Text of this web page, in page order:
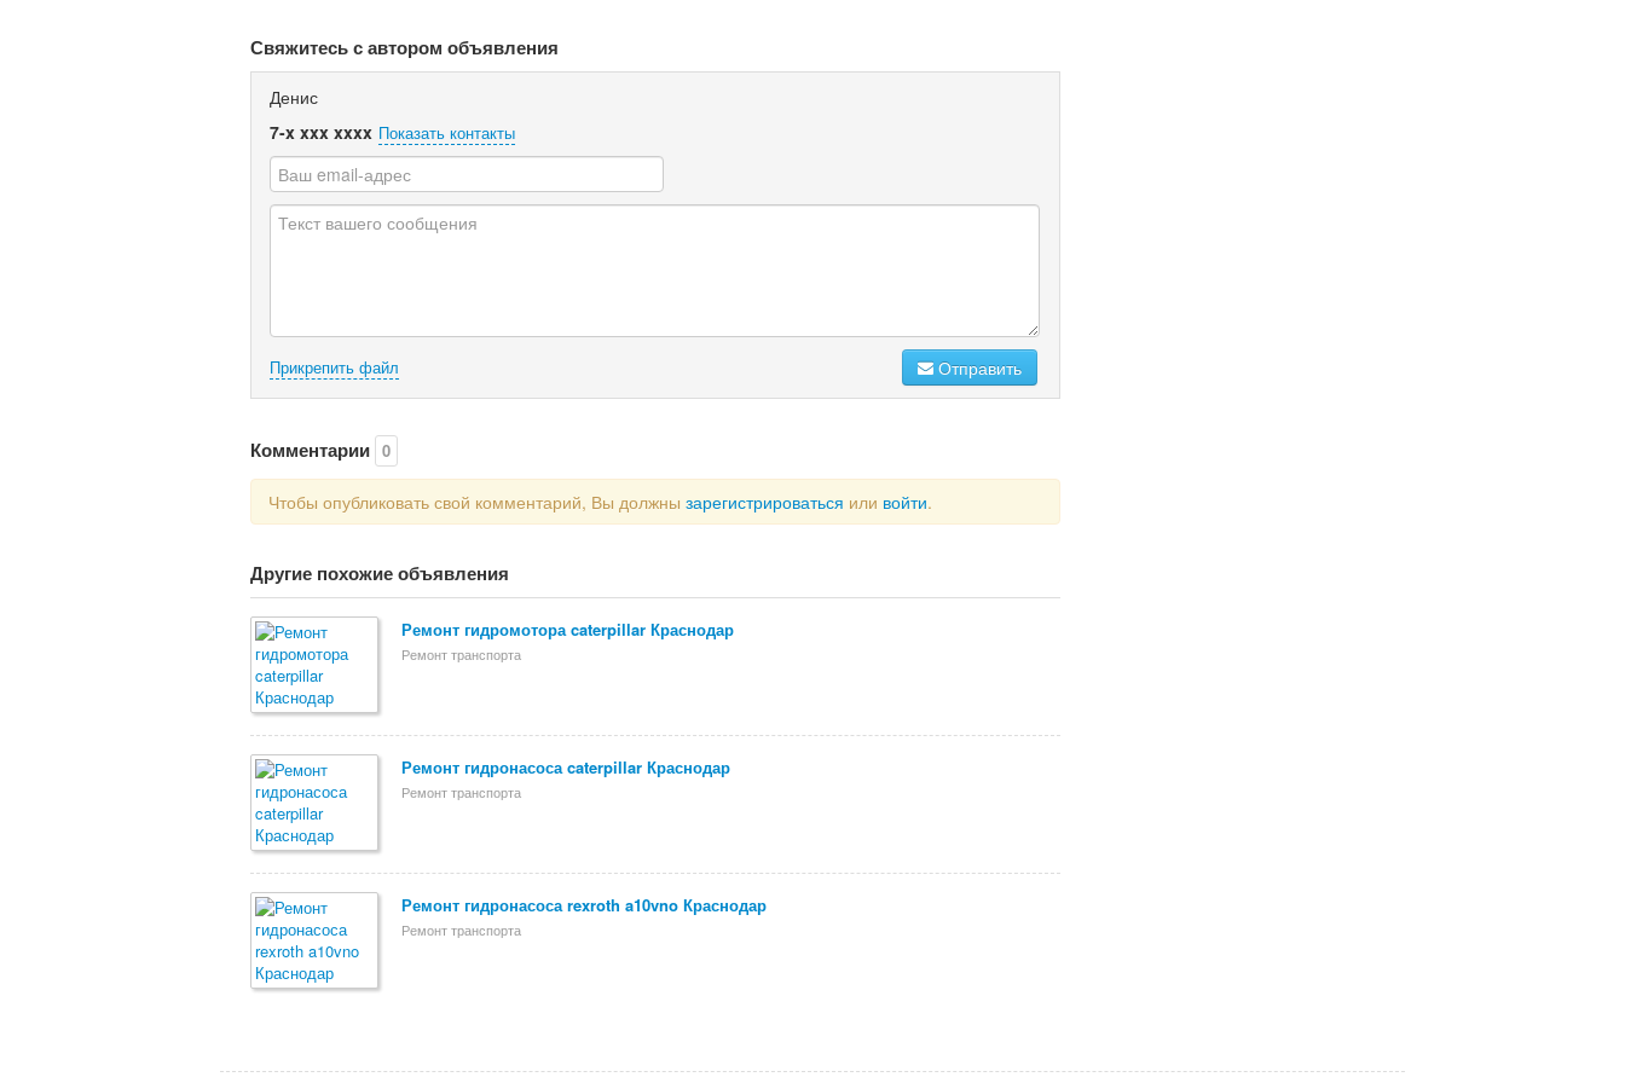
Свяжитесь с автором объявления
Денис
7-x xxx xxxx Показать контакты
Прикрепить файл Отправить
Комментарии 0
Чтобы опубликовать свой комментарий, Вы должны зарегистрироваться или войти.
Другие похожие объявления
Ремонт гидромотора caterpillar Краснодар
Ремонт транспорта
Ремонт гидронасоса caterpillar Краснодар
Ремонт транспорта
Ремонт гидронасоса rexroth a10vno Краснодар
Ремонт транспорта